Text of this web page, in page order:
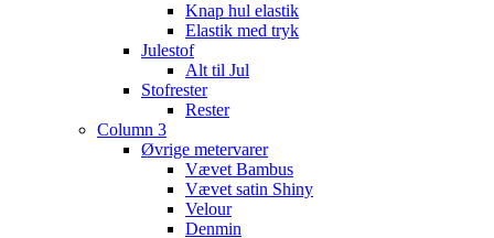
Knap hul elastik
Elastik med tryk
Julestof
Alt til Jul
Stofrester
Rester
Column 3
Øvrige metervarer
Vævet Bambus
Vævet satin Shiny
Velour
Denmin